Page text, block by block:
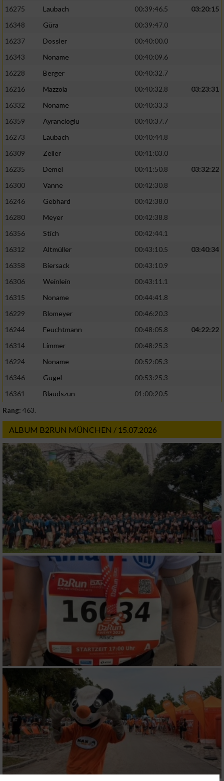
16275 Laubach 00:39:46.5
03:20:15
16348
Güra
00:39:47.0
16237
Dossler
00:40:00.0
16343
Noname
00:40:09.6
16228
Berger
00:40:32.7
16216
Mazzola 00:40:32.8
03:23:31
16332
Noname
00:40:33.3
16359
Ayrancioglu
00:40:37.7
16273
Laubach
00:40:44.8
16309
Zeller
00:41:03.0
16235
Demel 00:41:50.8
03:32:22
16300
Vanne
00:42:30.8
16246
Gebhard
00:42:38.0
16280
Meyer
00:42:38.8
16356
Stich
00:42:44.1
16312
Altmüller 00:43:10.5
03:40:34
16358
Biersack
00:43:10.9
16306
Weinlein
00:43:11.1
16315
Noname
00:44:41.8
16229
Blomeyer
00:46:20.3
16244
Feuchtmann 00:48:05.8
04:22:22
16314
Limmer
00:48:25.3
16224
Noname
00:52:05.3
16346
Gugel
00:53:25.3
16361
Blaudszun
01:00:20.5
Rang: 463.
ALBUM B2RUN MÜNCHEN / 15.07.2026